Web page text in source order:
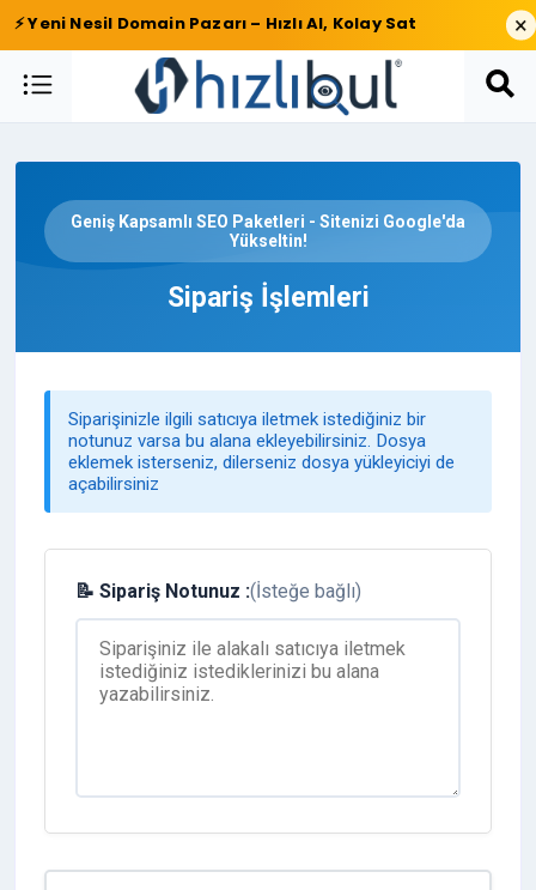
⚡ Yeni Nesil Domain Pazarı – Hızlı Al, Kolay Sat ×
Geniş Kapsamlı SEO Paketleri - Sitenizi Google'da
Yükseltin!
Sipariş İşlemleri
Siparişinizle ilgili satıcıya iletmek istediğiniz bir
notunuz varsa bu alana ekleyebilirsiniz. Dosya
eklemek isterseniz, dilerseniz dosya yükleyiciyi de
açabilirsiniz
📝 Sipariş Notunuz :(İsteğe bağlı)